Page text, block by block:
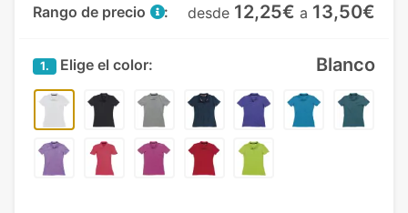
Rango de precio
: desde 12,25€ a 13,50€
1. Elige el color: Blanco